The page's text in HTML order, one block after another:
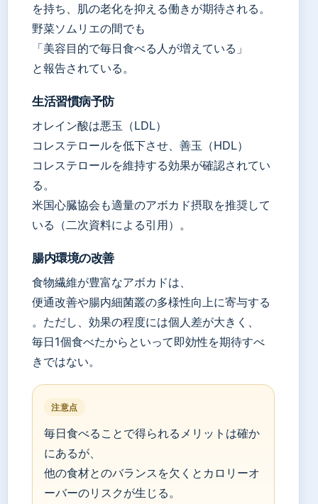
を持ち、肌の老化を抑える働きが期待される。
野菜ソムリエの間でも
「美容目的で毎日食べる人が増えている」
と報告されている。
生活習慣病予防
オレイン酸は悪玉（LDL）
コレステロールを低下させ、善玉（HDL）
コレステロールを維持する効果が確認されてい
る。
米国心臓協会も適量のアボカド摂取を推奨して
いる（二次資料による引用）。
腸内環境の改善
食物繊維が豊富なアボカドは、
便通改善や腸内細菌叢の多様性向上に寄与する
。ただし、効果の程度には個人差が大きく、
毎日1個食べたからといって即効性を期待すべ
きではない。
注意点
毎日食べることで得られるメリットは確か
にあるが、
他の食材とのバランスを欠くとカロリーオ
ーバーのリスクが生じる。